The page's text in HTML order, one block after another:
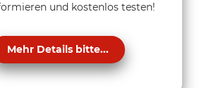
und kostenlos testen!
Mehr Details bitte...